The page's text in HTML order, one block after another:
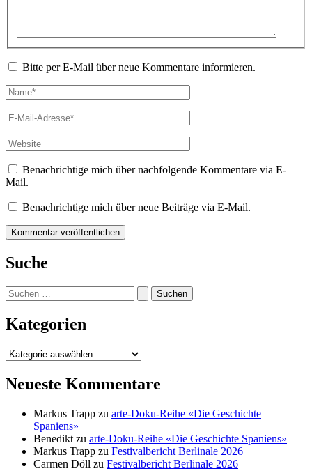
Bitte per E-Mail über neue Kommentare informieren.
Name*
E-
Mail-
Adresse*
Website
Benachrichtige mich über nachfolgende Kommentare via E-
Mail.
Benachrichtige mich über neue Beiträge via E-Mail.
Suche
Suchen
nach:
Kategorien
Kategorien
Neueste Kommentare
Markus Trapp zu arte-Doku-Reihe «Die Geschichte
Spaniens»
Benedikt zu arte-Doku-Reihe «Die Geschichte Spaniens»
Markus Trapp zu Festivalbericht Berlinale 2026
Carmen Döll zu Festivalbericht Berlinale 2026